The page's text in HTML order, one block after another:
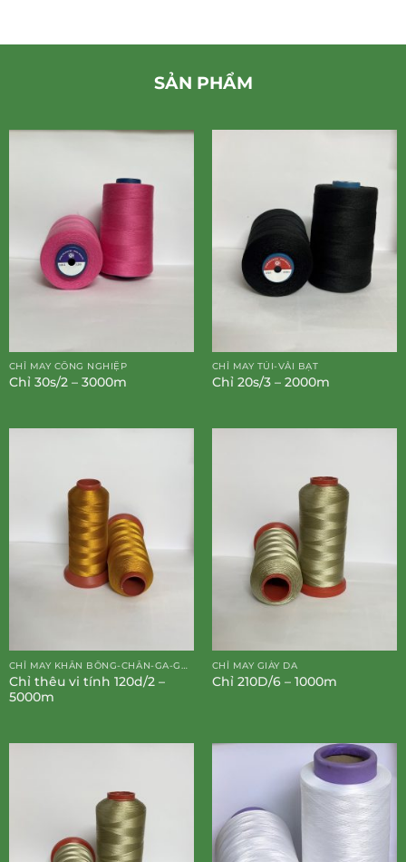
SẢN PHẨM
CHỈ MAY CÔNG NGHIỆP
Chỉ 30s/2 – 3000m
CHỈ MAY TÚI-VẢI BẠT
Chỉ 20s/3 – 2000m
CHỈ MAY KHĂN BÔNG-CHĂN-GA-GỐI-ĐỆM
Chỉ thêu vi tính 120d/2 –
5000m
CHỈ MAY GIÀY DA
Chỉ 210D/6 – 1000m